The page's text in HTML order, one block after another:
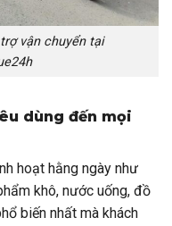
vận chuyển tại
dùng đến mọi
hoạt hằng ngày như
khô, nước uống, đồ
biến nhất mà khách